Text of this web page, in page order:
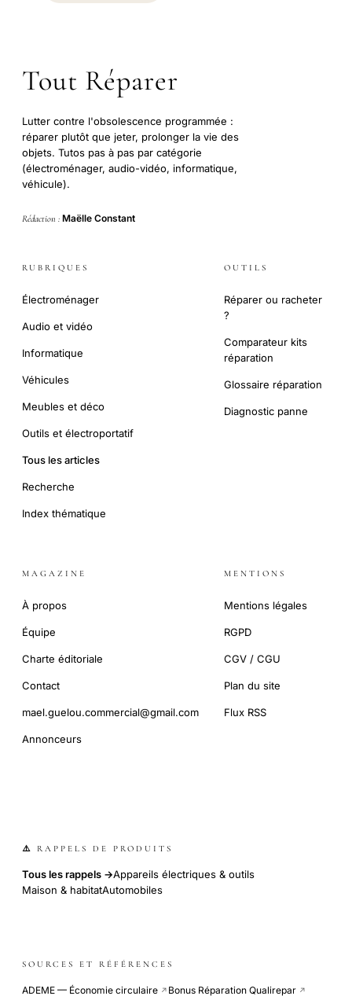
Tout Réparer
Lutter contre l'obsolescence programmée :
réparer plutôt que jeter, prolonger la vie des
objets. Tutos pas à pas par catégorie
(électroménager, audio-vidéo, informatique,
véhicule).
Rédaction : Maëlle Constant
RUBRIQUES
Électroménager
Audio et vidéo
Informatique
Véhicules
Meubles et déco
Outils et électroportatif
Tous les articles
Recherche
Index thématique
OUTILS
Réparer ou racheter
?
Comparateur kits
réparation
Glossaire réparation
Diagnostic panne
MAGAZINE
À propos
Équipe
Charte éditoriale
Contact
mael.guelou.commercial@gmail.com
Annonceurs
MENTIONS
Mentions légales
RGPD
CGV / CGU
Plan du site
Flux RSS
⚠️ RAPPELS DE PRODUITS
Tous les rappels →Appareils électriques & outils
Maison & habitatAutomobiles
SOURCES ET RÉFÉRENCES
ADEME — Économie circulaire ↗ Bonus Réparation Qualirepar ↗